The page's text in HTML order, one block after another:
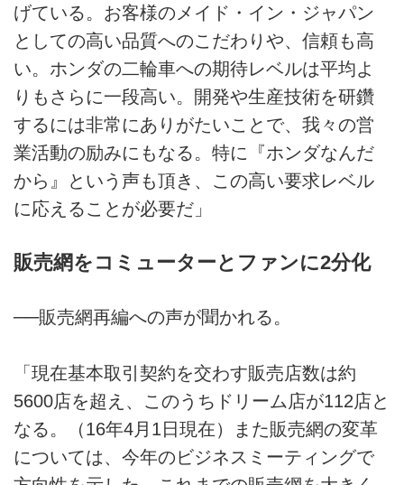
げている。お客様のメイド・イン・ジャパン
としての高い品質へのこだわりや、信頼も高
い。ホンダの二輪車への期待レベルは平均よ
りもさらに一段高い。開発や生産技術を研鑽
するには非常にありがたいことで、我々の営
業活動の励みにもなる。特に『ホンダなんだ
から』という声も頂き、この高い要求レベル
に応えることが必要だ」
販売網をコミューターとファンに2分化
──販売網再編への声が聞かれる。
「現在基本取引契約を交わす販売店数は約
5600店を超え、このうちドリーム店が112店と
なる。（16年4月1日現在）また販売網の変革
については、今年のビジネスミーティングで